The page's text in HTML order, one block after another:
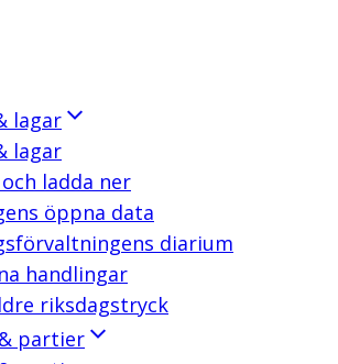
lagar
lagar
ladda ner
öppna data
diarium
handlingar
riksdagstryck
partier